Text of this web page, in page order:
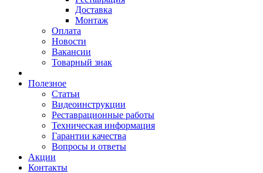
Доставка
Монтаж
Оплата
Новости
Вакансии
Товарный знак
Полезное
Статьи
Видеоинструкции
Реставрационные работы
Техническая информация
Гарантии качества
Вопросы и ответы
Акции
Контакты